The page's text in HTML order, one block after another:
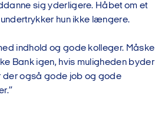
sig yderligere. Håbet om et
hun ikke længere.
indhold og gode kolleger. Måske
Bank igen, hvis muligheden byder
der også gode job og gode